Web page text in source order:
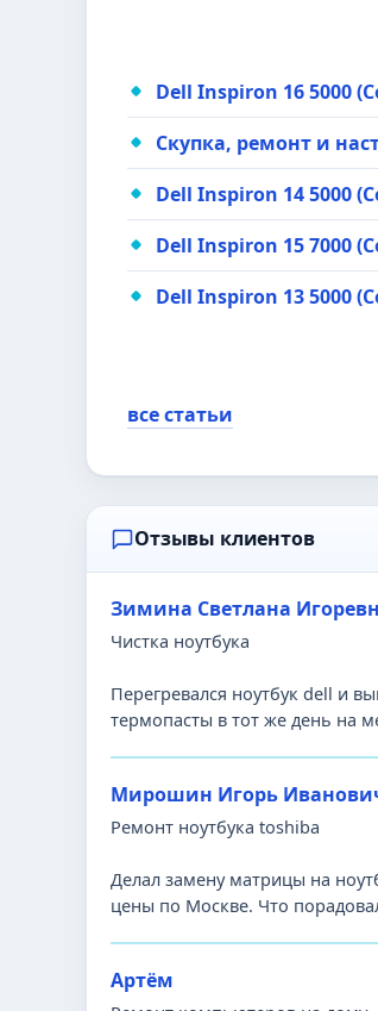
Dell Inspiron 16 5000
Скупка, ремонт и
Dell Inspiron 14 5000
Dell Inspiron 15 7000
Dell Inspiron 13 5000
все статьи
Отзывы клиентов
Зимина Светлана
Чистка ноутбука
Перегревался ноутбук dell и
термопасты в тот же день на
Мирошин Игорь
Ремонт ноутбука toshiba
Делал замену матрицы на
цены по Москве. Что
Артём